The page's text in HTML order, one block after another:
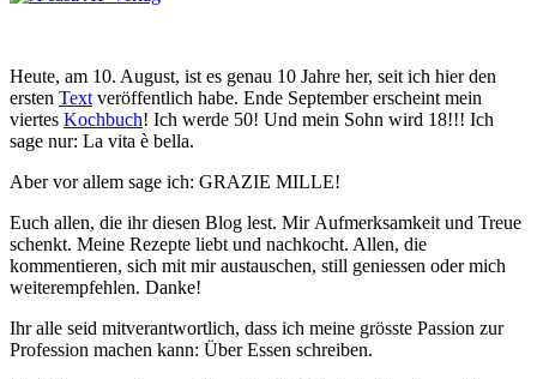
Heute, am 10. August, ist es genau 10 Jahre her, seit ich hier den
ersten Text veröffentlich habe. Ende September erscheint mein
viertes Kochbuch! Ich werde 50! Und mein Sohn wird 18!!! Ich
sage nur: La vita è bella.
Aber vor allem sage ich: GRAZIE MILLE!
Euch allen, die ihr diesen Blog lest. Mir Aufmerksamkeit und Treue
schenkt. Meine Rezepte liebt und nachkocht. Allen, die
kommentieren, sich mit mir austauschen, still geniessen oder mich
weiterempfehlen. Danke!
Ihr alle seid mitverantwortlich, dass ich meine grösste Passion zur
Profession machen kann: Über Essen schreiben.